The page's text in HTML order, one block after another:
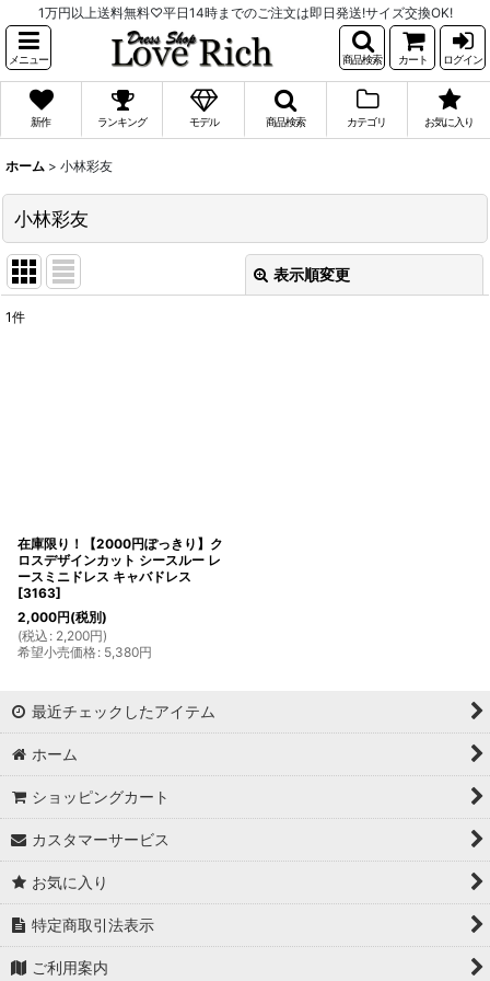
1万円以上送料無料♡平日14時までのご注文は即日発送!サイズ交換OK!
メニュー 商品検索 カート ログイン
新作 ランキング モデル 商品検索 カテゴリ お気に入り
ホーム > 小林彩友
小林彩友
表示順変更
1件
在庫限り！【2000円ぽっきり】ク
ロスデザインカット シースルー レ
ースミニドレス キャバドレス
[3163]
2,000円(税別)
(税込 : 2,200円)
希望小売価格: 5,380円
最近チェックしたアイテム
ホーム
ショッピングカート
カスタマーサービス
お気に入り
特定商取引法表示
ご利用案内